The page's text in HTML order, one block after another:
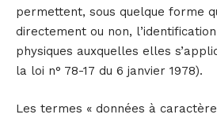
permettent, sous quelque forme
directement ou non,
physiques auxquelles elles
la loi n° 78-17 du 6 janvier 1978).
Les termes « données à